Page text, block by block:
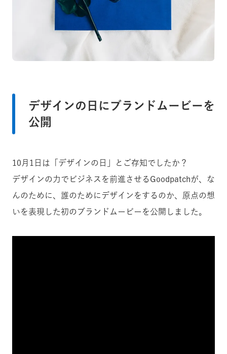
デザインの日にブランドムービーを
公開
10月1日は「デザインの日」とご存知でしたか？
デザインの力でビジネスを前進させるGoodpatchが、な
んのために、誰のためにデザインをするのか、原点の想
いを表現した初のブランドムービーを公開しました。